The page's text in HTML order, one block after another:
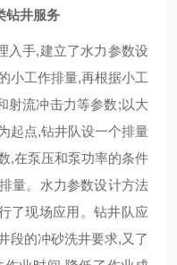
钻井服务
入手,建立了水力参数设
小工作排量,再根据小工
射流冲击力等参数;以大
起点,钻井队设一个排量
,在泵压和泵功率的条件
量。水力参数设计方法
了现场应用。钻井队应
段的冲砂洗井要求,又了